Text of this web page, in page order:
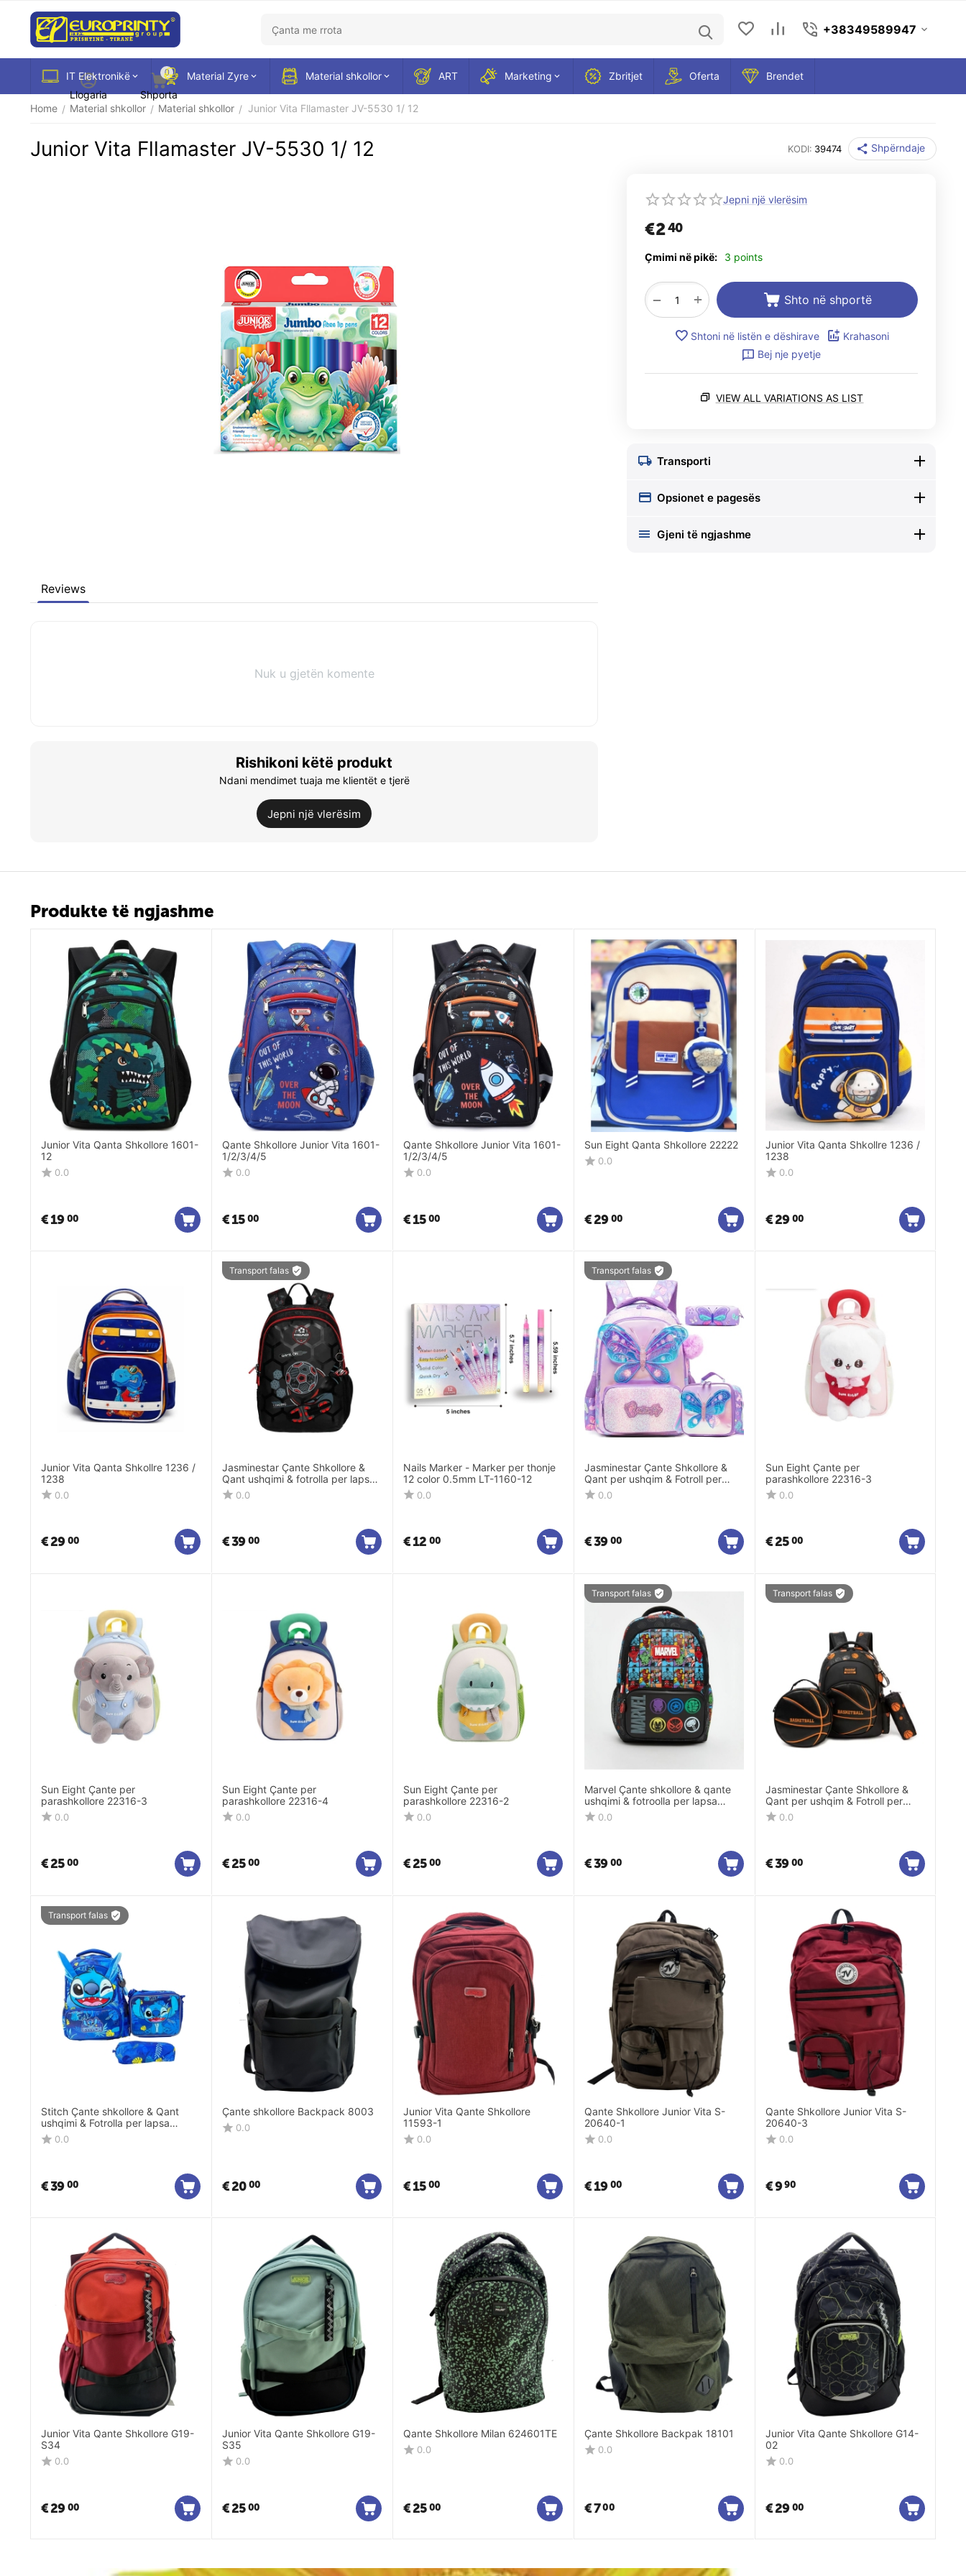
+38349589947
Llogaria
0
Shporta
IT Elektronikë Material Zyre Material shkollor ART Marketing Zbritjet Oferta Brendet
Home / Material shkollor / Material shkollor / Junior Vita Fllamaster JV-5530 1/ 12
Junior Vita Fllamaster JV-5530 1/ 12 KODI: 39474 Shpërndaje
Jepni një vlerësim
€240
Çmimi në pikë: 3 points
+
− Shto në shportë
Shtoni në listën e dëshirave
Krahasoni
Bej nje pyetje
VIEW ALL VARIATIONS AS LIST
Transporti
Opsionet e pagesës
Gjeni të ngjashme
Reviews
Nuk u gjetën komente
Rishikoni këtë produkt
Ndani mendimet tuaja me klientët e tjerë
Jepni një vlerësim
Produkte të ngjashme
Junior Vita Qanta Shkollore 1601-
12
0.0
€1900
Qante Shkollore Junior Vita 1601-
1/2/3/4/5
0.0
€1500
Qante Shkollore Junior Vita 1601-
1/2/3/4/5
0.0
€1500
Sun Eight Qanta Shkollore 22222
0.0
€2900
Junior Vita Qanta Shkollre 1236 /
1238
0.0
€2900
Junior Vita Qanta Shkollre 1236 /
1238
0.0
€2900
Transport falas
Jasminestar Çante Shkollore &
Qant ushqimi & fotrolla per lapsa
12832-3
0.0
€3900
Nails Marker - Marker per thonje
12 color 0.5mm LT-1160-12
0.0
€12 00
Transport falas
Jasminestar Çante Shkollore &
Qant per ushqim & Fotroll per
lapsa 19101-3
0.0
€3900
Sun Eight Çante per
parashkollore 22316-3
0.0
€2500
Sun Eight Çante per
parashkollore 22316-3
0.0
€2500
Sun Eight Çante per
parashkollore 22316-4
0.0
€2500
Sun Eight Çante per
parashkollore 22316-2
0.0
€2500
Transport falas
Marvel Çante shkollore & qante
ushqimi & fotroolla per lapsa
19306-3
0.0
€3900
Transport falas
Jasminestar Çante Shkollore &
Qant per ushqim & Fotroll per
lapsa 13721-3
0.0
€3900
Transport falas
Stitch Çante shkollore & Qant
ushqimi & Fotrolla per lapsa
19308-3
0.0
€3900
Çante shkollore Backpack 8003
0.0
€2000
Junior Vita Qante Shkollore
11593-1
0.0
€1500
Qante Shkollore Junior Vita S-
20640-1
0.0
€1900
Qante Shkollore Junior Vita S-
20640-3
0.0
€990
Junior Vita Qante Shkollore G19-
S34
0.0
€2900
Junior Vita Qante Shkollore G19-
S35
0.0
€2500
Qante Shkollore Milan 624601TE
0.0
€2500
Çante Shkollore Backpak 18101
0.0
€700
Junior Vita Qante Shkollore G14-
02
0.0
€2900